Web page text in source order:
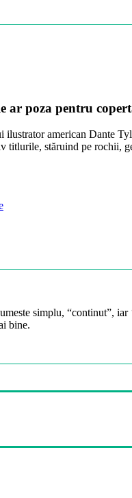
ar poza pentru
ilustrator american Dante
titlurile, stăruind pe rochii,
simplu, “continut”,
bine.